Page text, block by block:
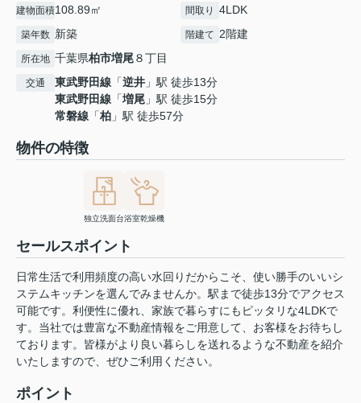
建物面積108.89㎡ 間取り 4LDK
築年数 新築 階建て 2階建
所在地 千葉県柏市増尾８丁目
交通 東武野田線 「逆井 」駅 徒歩13分
東武野田線 「増尾 」駅 徒歩15分
常磐線 「柏 」駅 徒歩57分
物件の特徴
独立洗面台浴室乾燥機
セールスポイント
日常生活で利用頻度の高い水回りだからこそ、使い勝手のいいシ
ステムキッチンを選んでみませんか。駅まで徒歩13分でアクセス
可能です。利便性に優れ、家族で暮らすにもピッタリな4LDKで
す。当社では豊富な不動産情報をご用意して、お客様をお待ちし
ております。皆様がより良い暮らしを送れるような不動産を紹介
いたしますので、ぜひご利用ください。
ポイント